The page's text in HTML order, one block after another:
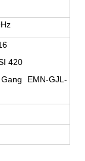
420
EMN-GJL-